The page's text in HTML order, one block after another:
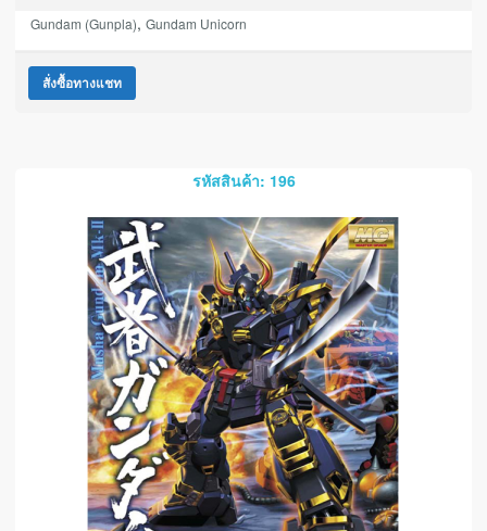
Gundam (Gunpla), Gundam Unicorn
สั่งซื้อทางแชท
รหัสสินค้า: 196